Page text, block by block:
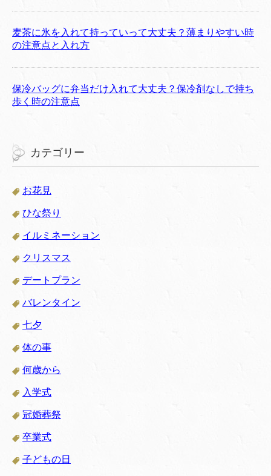
麦茶に氷を入れて持っていって大丈夫？薄まりやすい時
の注意点と入れ方
保冷バッグに弁当だけ入れて大丈夫？保冷剤なしで持ち
歩く時の注意点
カテゴリー
お花見
ひな祭り
イルミネーション
クリスマス
デートプラン
バレンタイン
七夕
体の事
何歳から
入学式
冠婚葬祭
卒業式
子どもの日